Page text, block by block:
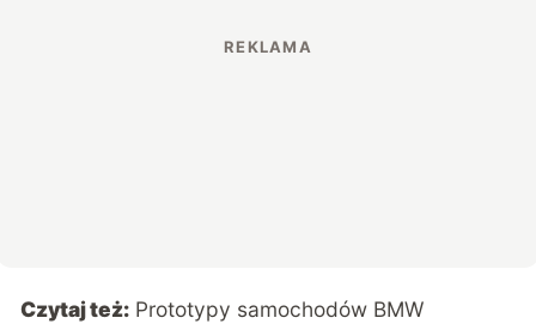
Czytaj też: Prototypy samochodów BMW